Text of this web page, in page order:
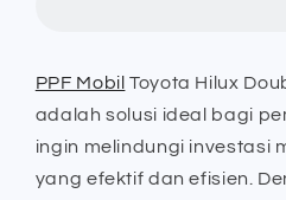
V
-
Vkool
V
-
Vkool
PPF Mobil Toyota Hilux
adalah solusi ideal bagi
ingin melindungi investasi
yang efektif dan efisien.